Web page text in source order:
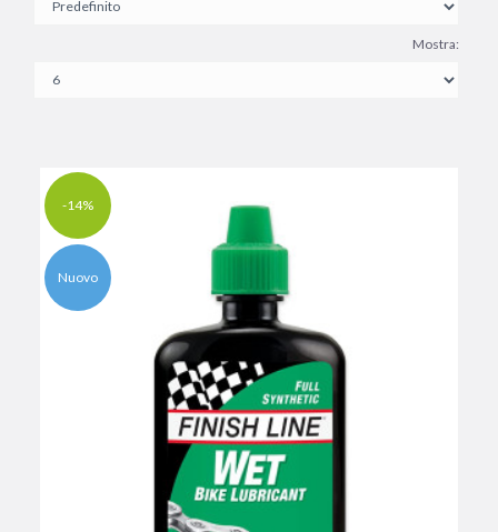
Mostra:
-14%
Nuovo